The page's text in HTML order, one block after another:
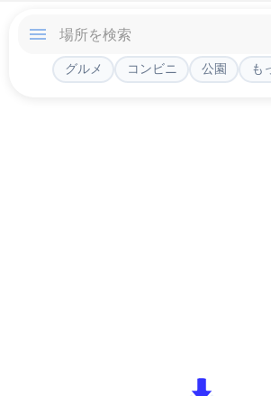
グルメ コンビニ 公園 も